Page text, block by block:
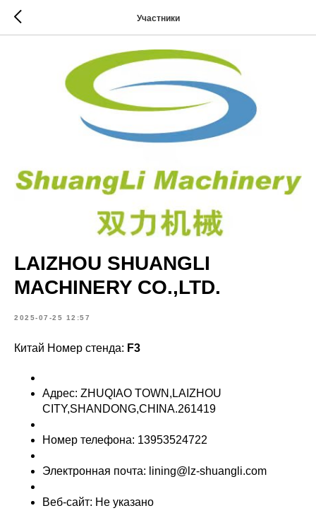
Участники
LAIZHOU SHUANGLI
MACHINERY CO.,LTD.
2025-07-25 12:57
Китай Номер стенда: F3
Адрес: ZHUQIAO TOWN,LAIZHOU
CITY,SHANDONG,CHINA.261419
Номер телефона: 13953524722
Электронная почта: lining@lz-shuangli.com
Веб-сайт: Не указано